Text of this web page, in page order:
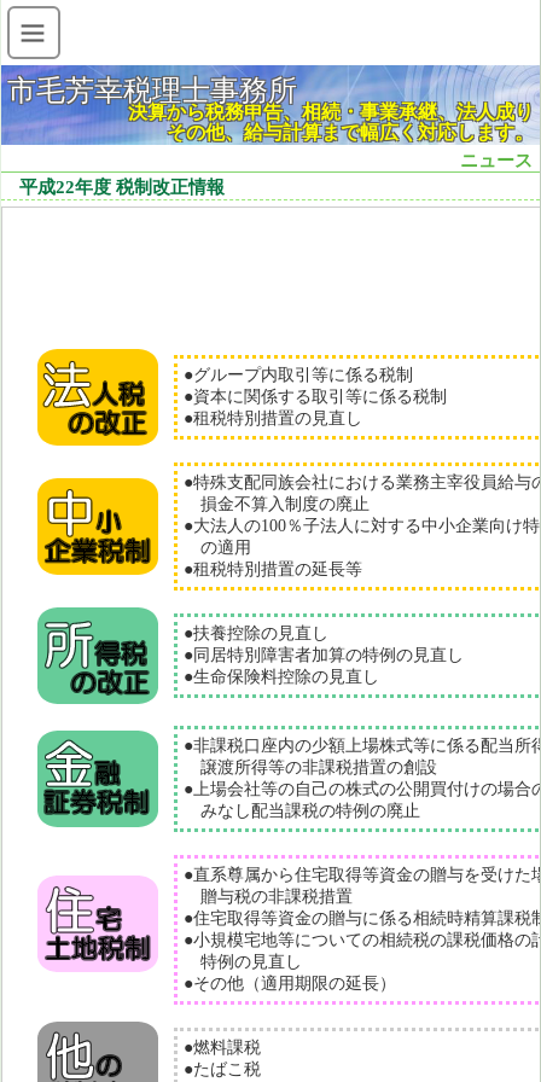
市毛芳幸税理士事務所
決算から税務申告、相続・事業承継、法人成り
その他、給与計算まで幅広く対応します。
ニュース
平成22年度 税制改正情報
●グループ内取引等に係る税制
●資本に関係する取引等に係る税制
●租税特別措置の見直し
●特殊支配同族会社における業務主宰役員給与
損金不算入制度の廃止
●大法人の100％子法人に対する中小企業向け
の適用
●租税特別措置の延長等
●扶養控除の見直し
●同居特別障害者加算の特例の見直し
●生命保険料控除の見直し
●非課税口座内の少額上場株式等に係る配当所
譲渡所得等の非課税措置の創設
●上場会社等の自己の株式の公開買付けの場合
みなし配当課税の特例の廃止
●直系尊属から住宅取得等資金の贈与を受けた
贈与税の非課税措置
●住宅取得等資金の贈与に係る相続時精算課税
●小規模宅地等についての相続税の課税価格の
特例の見直し
●その他（適用期限の延長）
●燃料課税
●たばこ税